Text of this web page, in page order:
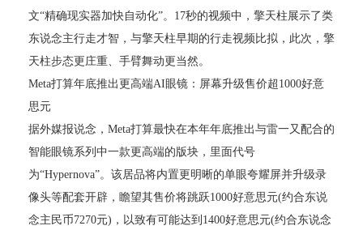
文“精确现实器加快自动化”。17秒的视频中，擎天柱展示了类
东说念主行走才智，与擎天柱早期的行走视频比拟，此次，擎
天柱步态更庄重、手臂舞动更当然。
Meta打算年底推出更高端AI眼镜：屏幕升级售价超1000好意
思元
据外媒报说念，Meta打算最快在本年年底推出与雷一又配合的
智能眼镜系列中一款更高端的版块，里面代号
为“Hypernova”。该居品将内置更明晰的单眼夸耀屏并升级录
像头等配套开辟，瞻望其售价将跳跃1000好意思元(约合东说
念主民币7270元)，以致有可能达到1400好意思元(约合东说念